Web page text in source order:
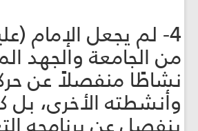
4- لم يجعل الإمام
من الجامعة والجهد
نشاطًا منفصلاً عن
وأنشطته الأخرى، بل